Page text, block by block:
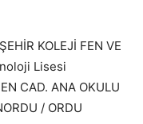
KOLEJİ FEN VE
Lisesi
CAD. ANA OKULU
/ ORDU